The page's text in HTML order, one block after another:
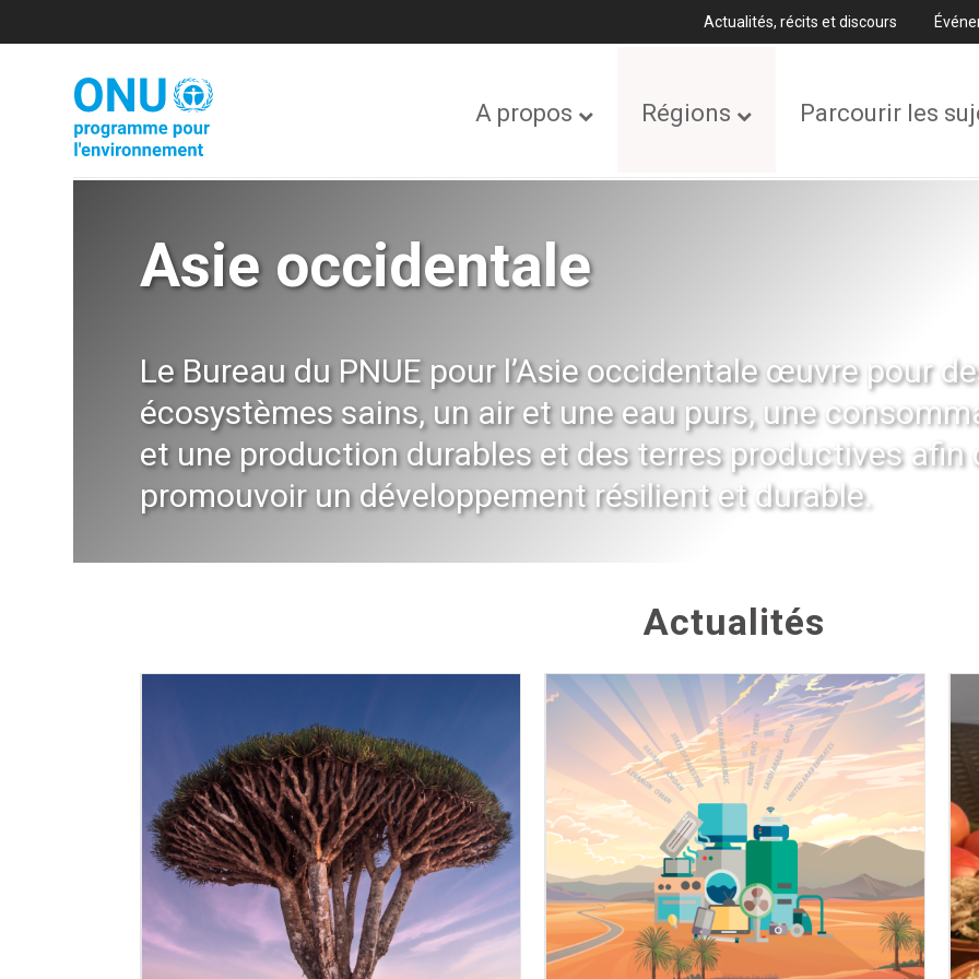
Actualités, récits et discours
A propos Régions Parcourir les
Asie occidentale
Le Bureau du PNUE pour l’Asie occidentale œuvre pour
écosystèmes sains, un air et une eau purs, une
et une production durables et des terres productives afin
promouvoir un développement résilient et durable.
Actualités